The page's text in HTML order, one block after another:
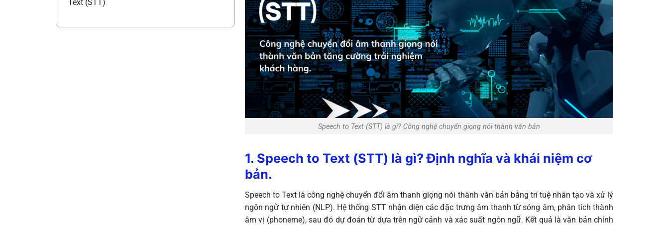
Text (STT)
Speech to Text (STT) là gì? Công nghệ chuyển giọng nói thành văn bản
1. Speech to Text (STT) là gì? Định nghĩa và khái niệm cơ
bản.
Speech to Text là công nghệ chuyển đổi âm thanh giọng nói thành văn bản bằng trí tuệ nhân tạo và xử lý
ngôn ngữ tự nhiên (NLP). Hệ thống STT nhận diện các đặc trưng âm thanh từ sóng âm, phân tích thành
âm vị (phoneme), sau đó dự đoán từ dựa trên ngữ cảnh và xác suất ngôn ngữ. Kết quả là văn bản chính